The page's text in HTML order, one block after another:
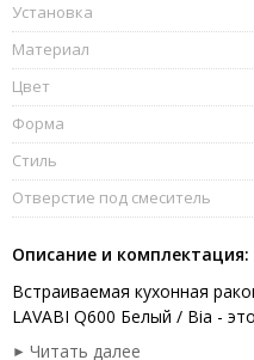
Установка
Материал
Цвет
Форма
Стиль
Отверстие под смеситель
Описание и комплектация:
Встраиваемая кухонная
LAVABI Q600 Белый / Bia -
современной кухни.
Читать далее